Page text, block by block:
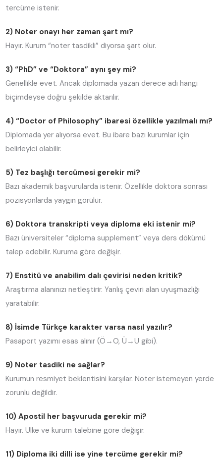
tercüme istenir.
2) Noter onayı her zaman şart mı?
Hayır. Kurum “noter tasdikli” diyorsa şart olur.
3) “PhD” ve “Doktora” aynı şey mi?
Genellikle evet. Ancak diplomada yazan derece adı hangi
biçimdeyse doğru şekilde aktarılır.
4) “Doctor of Philosophy” ibaresi özellikle yazılmalı mı?
Diplomada yer alıyorsa evet. Bu ibare bazı kurumlar için
belirleyici olabilir.
5) Tez başlığı tercümesi gerekir mi?
Bazı akademik başvurularda istenir. Özellikle doktora sonrası
pozisyonlarda yaygın görülür.
6) Doktora transkripti veya diploma eki istenir mi?
Bazı üniversiteler “diploma supplement” veya ders dökümü
talep edebilir. Kuruma göre değişir.
7) Enstitü ve anabilim dalı çevirisi neden kritik?
Araştırma alanınızı netleştirir. Yanlış çeviri alan uyuşmazlığı
yaratabilir.
8) İsimde Türkçe karakter varsa nasıl yazılır?
Pasaport yazımı esas alınır (Ö→O, Ü→U gibi).
9) Noter tasdiki ne sağlar?
Kurumun resmiyet beklentisini karşılar. Noter istemeyen yerde
zorunlu değildir.
10) Apostil her başvuruda gerekir mi?
Hayır. Ülke ve kurum talebine göre değişir.
11) Diploma iki dilli ise yine tercüme gerekir mi?